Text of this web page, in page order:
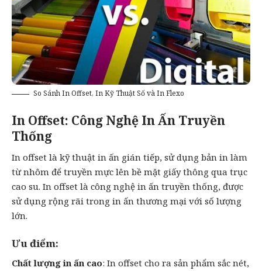
So Sánh In Offset, In Kỹ Thuật Số và In Flexo
In Offset: Công Nghệ In Ấn Truyền
Thống
In offset là kỹ thuật in ấn gián tiếp, sử dụng bản in làm
từ nhôm để truyền mực lên bề mặt giấy thông qua trục
cao su. In offset là công nghệ in ấn truyền thống, được
sử dụng rộng rãi trong in ấn thương mại với số lượng
lớn.
Ưu điểm:
Chất lượng in ấn cao: In offset cho ra sản phẩm sắc nét,